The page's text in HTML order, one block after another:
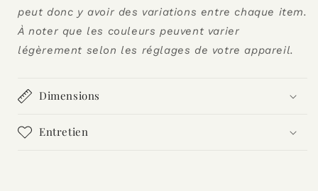
peut donc y avoir des variations entre chaque item.
À noter que les couleurs peuvent varier
légèrement selon les réglages de votre appareil.
Dimensions
Entretien